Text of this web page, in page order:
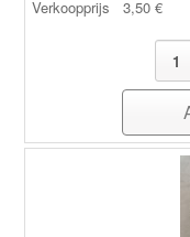
Verkoopprijs 3,50 €